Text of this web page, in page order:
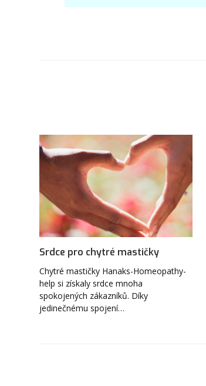
Srdce pro chytré mastičky
Chytré mastičky Hanaks-Homeopathy-
help si získaly srdce mnoha
spokojených zákazníků. Díky
jedinečnému spojení…